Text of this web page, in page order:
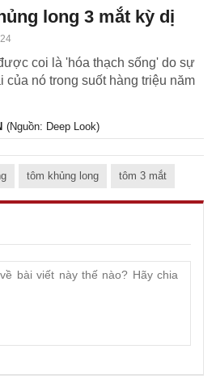
long 3 mắt kỳ dị
coi là 'hóa thạch sống' do sự
của nó trong suốt hàng triệu năm
(Nguồn: Deep Look)
tôm khủng long tôm 3 mắt